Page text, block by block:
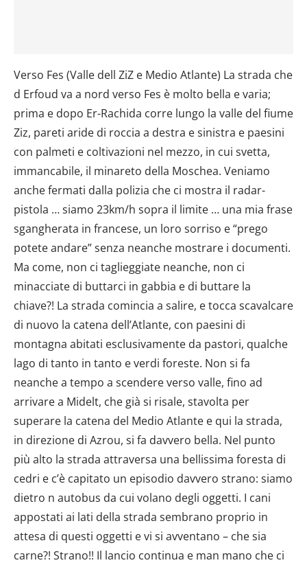
Verso Fes (Valle dell ZiZ e Medio Atlante) La strada che
d Erfoud va a nord verso Fes è molto bella e varia;
prima e dopo Er-Rachida corre lungo la valle del fiume
Ziz, pareti aride di roccia a destra e sinistra e paesini
con palmeti e coltivazioni nel mezzo, in cui svetta,
immancabile, il minareto della Moschea. Veniamo
anche fermati dalla polizia che ci mostra il radar-
pistola … siamo 23km/h sopra il limite … una mia frase
sgangherata in francese, un loro sorriso e “prego
potete andare” senza neanche mostrare i documenti.
Ma come, non ci taglieggiate neanche, non ci
minacciate di buttarci in gabbia e di buttare la
chiave?! La strada comincia a salire, e tocca scavalcare
di nuovo la catena dell’Atlante, con paesini di
montagna abitati esclusivamente da pastori, qualche
lago di tanto in tanto e verdi foreste. Non si fa
neanche a tempo a scendere verso valle, fino ad
arrivare a Midelt, che già si risale, stavolta per
superare la catena del Medio Atlante e qui la strada,
in direzione di Azrou, si fa davvero bella. Nel punto
più alto la strada attraversa una bellissima foresta di
cedri e c’è capitato un episodio davvero strano: siamo
dietro n autobus da cui volano degli oggetti. I cani
appostati ai lati della strada sembrano proprio in
attesa di questi oggetti e vi si avventano – che sia
carne?! Strano!! Il lancio continua e man mano che ci